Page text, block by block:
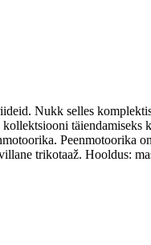
Nukk selles
täiendamiseks
Peenmotoorika
trikotaaž. Hooldus: